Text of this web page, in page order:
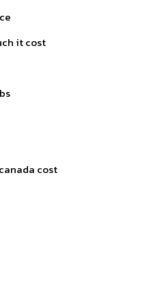
it cost
cost